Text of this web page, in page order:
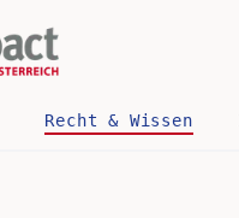
Recht & Wissen